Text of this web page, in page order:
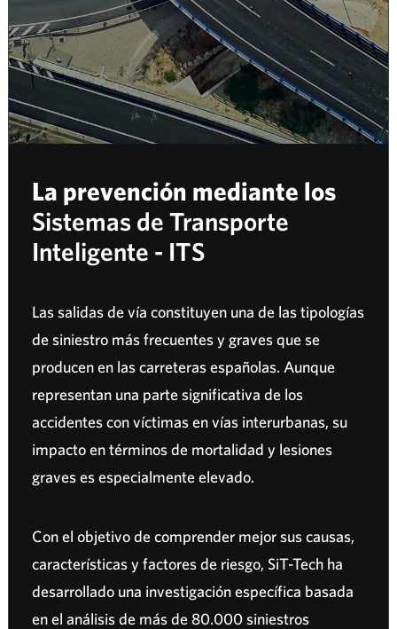
La prevención mediante los
Sistemas de Transporte
Inteligente - ITS
Las salidas de vía constituyen una de las tipologías
de siniestro más frecuentes y graves que se
producen en las carreteras españolas. Aunque
representan una parte significativa de los
accidentes con víctimas en vías interurbanas, su
impacto en términos de mortalidad y lesiones
graves es especialmente elevado.
Con el objetivo de comprender mejor sus causas,
características y factores de riesgo, SiT-Tech ha
desarrollado una investigación específica basada
en el análisis de más de 80.000 siniestros